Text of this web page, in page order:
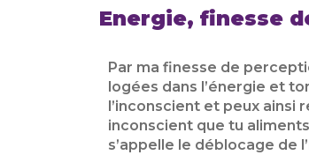
Energie, finesse
Par ma finesse de
logées dans l’énergie et
l’inconscient et peux
inconscient que tu
s’appelle le déblocage de